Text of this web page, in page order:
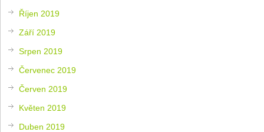
Říjen 2019
Září 2019
Srpen 2019
Červenec 2019
Červen 2019
Květen 2019
Duben 2019